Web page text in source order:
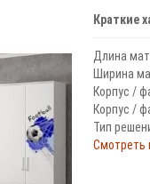
Краткие
Длина
Ширина
Корпус /
Корпус /
Тип
Смотреть